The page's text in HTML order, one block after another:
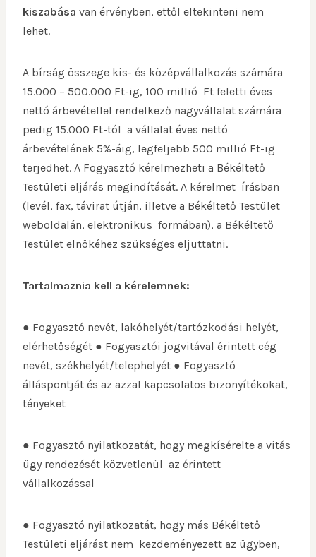
kiszabása van érvényben, ettől eltekinteni nem
lehet.
A bírság összege kis- és középvállalkozás számára
15.000 – 500.000 Ft-ig, 100 millió Ft feletti éves
nettó árbevétellel rendelkező nagyvállalat számára
pedig 15.000 Ft-tól a vállalat éves nettó
árbevételének 5%-áig, legfeljebb 500 millió Ft-ig
terjedhet. A Fogyasztó kérelmezheti a Békéltető
Testületi eljárás megindítását. A kérelmet írásban
(levél, fax, távirat útján, illetve a Békéltető Testület
weboldalán, elektronikus formában), a Békéltető
Testület elnökéhez szükséges eljuttatni.
Tartalmaznia kell a kérelemnek:
● Fogyasztó nevét, lakóhelyét/tartózkodási helyét,
elérhetőségét ● Fogyasztói jogvitával érintett cég
nevét, székhelyét/telephelyét ● Fogyasztó
álláspontját és az azzal kapcsolatos bizonyítékokat,
tényeket
● Fogyasztó nyilatkozatát, hogy megkísérelte a vitás
ügy rendezését közvetlenül az érintett
vállalkozással
● Fogyasztó nyilatkozatát, hogy más Békéltető
Testületi eljárást nem kezdeményezett az ügyben,